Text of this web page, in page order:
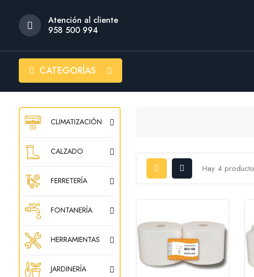
Atención al cliente
958 500 994
CATEGORÍAS
CLIMATIZACIÓN
CALZADO
FERRETERÍA
FONTANERÍA
HERRAMIENTAS
JARDINERÍA
Hay 4